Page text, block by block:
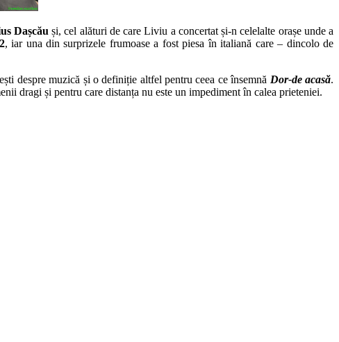
Dașcăuși, cel alături de care Liviu a concertat și-n celelalte orașe unde a
, iar una din surprizele frumoase a fost piesa în italiană care – dincolo de
despre muzică și o definiție altfel pentru ceea ce însemnă Dor-de acasă.
dragi și pentru care distanța nu este un impediment în calea prieteniei.